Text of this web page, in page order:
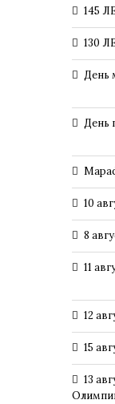
145
130
День
День
10
8
11
12
15
13